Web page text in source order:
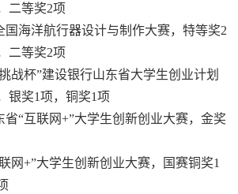
二等奖2项
国海洋航行器设计与制作大赛，特等奖2
二等奖2项
战杯”建设银行山东省大学生创业计划
银奖1项，铜奖1项
“互联网+”大学生创新创业大赛，金奖
网+”大学生创新创业大赛，国赛铜奖1